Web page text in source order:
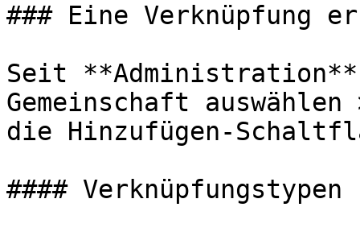
### Eine Verknüpfung
Seit **Administration**
Gemeinschaft
die Hinzufügen-
#### Verknüpfungstypen